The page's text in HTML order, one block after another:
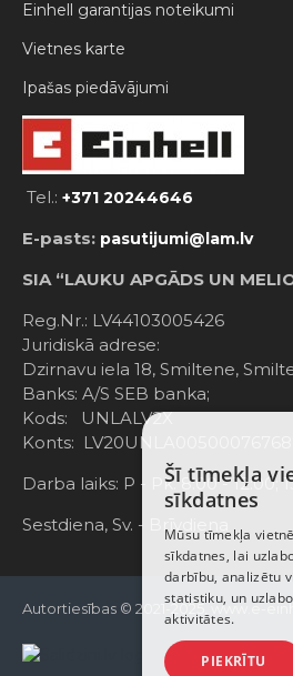
Einhell garantijas noteikumi
Vietnes karte
Ipašas piedāvājumi
Tel.: +371 20244646
E-pasts: pasutijumi@lam.lv
SIA “LAUKU APGĀDS UN
Reg.Nr.: LV44103005426
Juridiskā adrese:
Dzirnavu iela 18, Smiltene,
Banks: A/S SEB banka;
Kods: UNLALV2X
Konts:
Darba laiks: P - Pk. 8:00 - 12:00;
Sestdiena, Sv. - Brīvdiena
Autortiesības © 2021-2025, www.e-
Šī tīmekļa
sīkdatnes
Mūsu tīmekļa
sīkdatnes, lai
darbību, analizētu
statistiku, un
aktivitātes.
PIEKRĪTU